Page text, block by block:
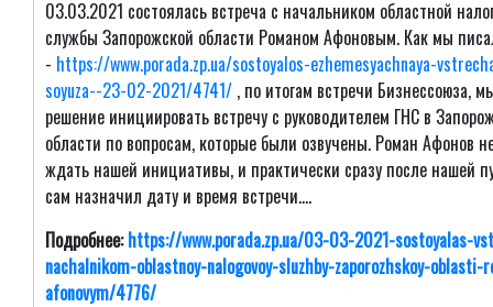
03.03.2021 состоялась встреча с начальником областной
службы Запорожской области Романом Афоновым. Как мы
- https://www.porada.zp.ua/sostoyalos-ezhemesyachnaya-
soyuza--23-02-2021/4741/ , по итогам встречи Бизнессоюза,
решение инициировать встречу с руководителем ГНС в
области по вопросам, которые были озвучены. Роман Афонов
ждать нашей инициативы, и практически сразу после нашей
сам назначил дату и время встречи....
Подробнее:https://www.porada.zp.ua/03-03-2021-sostoyalas-
nachalnikom-oblastnoy-nalogovoy-sluzhby-zaporozhskoy-oblasti-
afonovym/4776/